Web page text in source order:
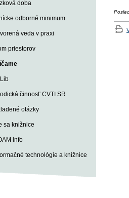
doba
odborné minimum
veda v praxi
priestorov
činnosť CVTI SR
otázky
sa knižnice
info
technológie a knižnice